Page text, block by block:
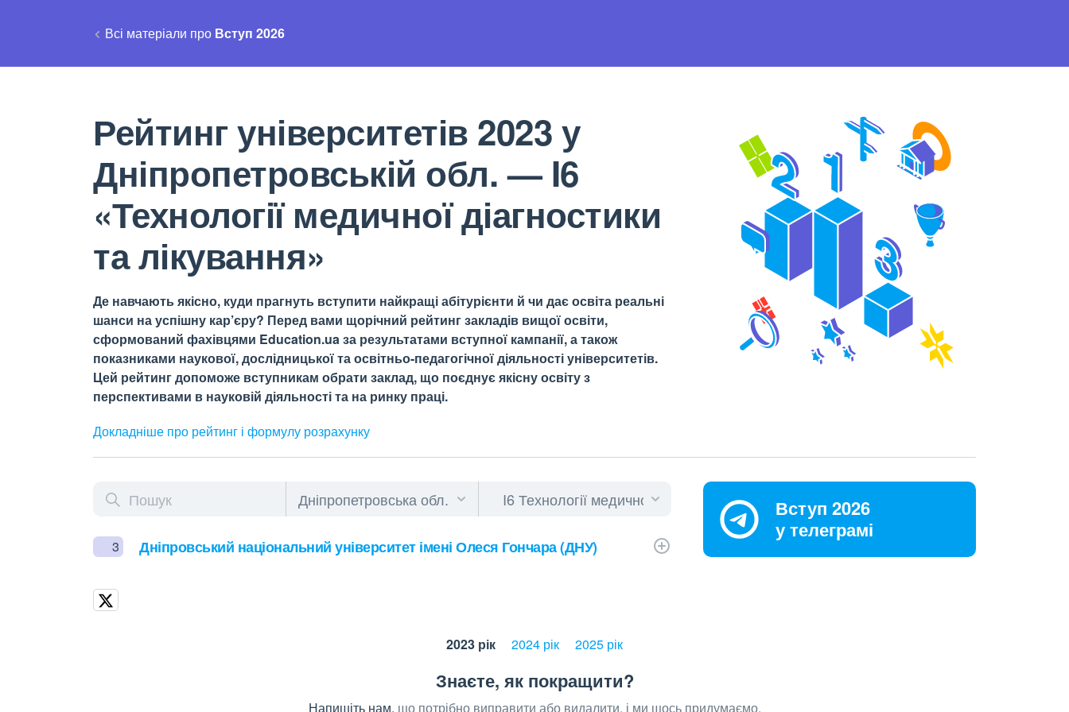
Всі матеріали про Вступ 2026
Рейтинг університетів 2023 у
Дніпропетровській обл. — I6
«Технології медичної діагностики
та лікування»
Де навчають якісно, куди прагнуть вступити найкращі абітурієнти й чи дає освіта реальні
шанси на успішну кар’єру? Перед вами щорічний рейтинг закладів вищої освіти,
сформований фахівцями Education.ua за результатами вступної кампанії, а також
показниками наукової, дослідницької та освітньо-педагогічної діяльності університетів.
Цей рейтинг допоможе вступникам обрати заклад, що поєднує якісну освіту з
перспективами в науковій діяльності та на ринку праці.
Докладніше про рейтинг і формулу розрахунку
3 Дніпровський національний університет імені Олеся Гончара (ДНУ)
Вступ 2026
у телеграмі
2023 рік 2024 рік 2025 рік
Знаєте, як покращити?
Напишіть нам, що потрібно виправити або видалити, і ми щось придумаємо.